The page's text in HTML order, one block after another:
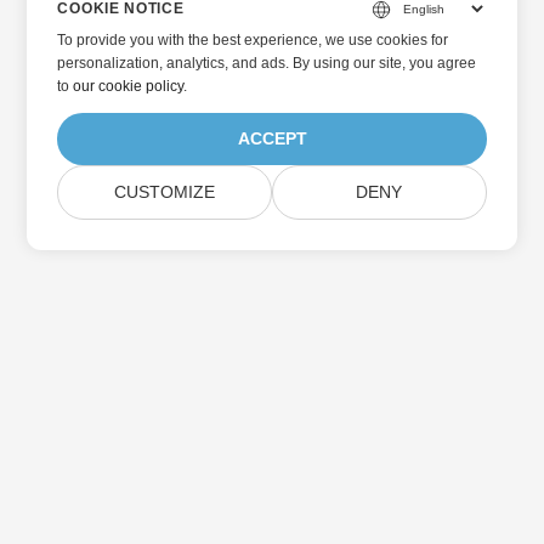
COOKIE NOTICE
To provide you with the best experience, we use cookies for
personalization, analytics, and ads. By using our site, you agree
toour cookie policy.
ACCEPT
CUSTOMIZE DENY